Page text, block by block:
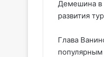
Демешина в
развития
Глава
популярным